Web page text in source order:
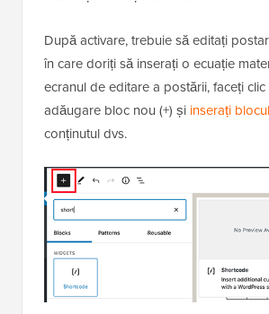
După activare, trebuie să editați
în care doriți să inserați o ecuație
ecranul de editare a postării, faceți
adăugare bloc nou (+) și inserați
conținutul dvs.